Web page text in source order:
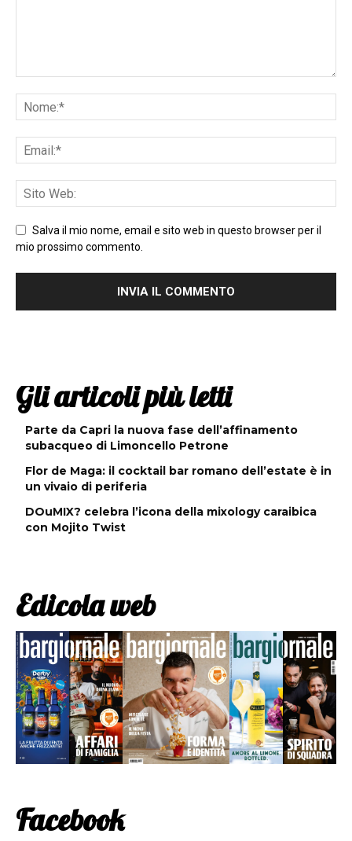
Salva il mio nome, email e sito web in questo browser per il
mio prossimo commento.
Gli articoli più letti
Parte da Capri la nuova fase dell’affinamento
subacqueo di Limoncello Petrone
Flor de Maga: il cocktail bar romano dell’estate è in
un vivaio di periferia
DOuMIX? celebra l’icona della mixology caraibica
con Mojito Twist
Edicola web
Facebook